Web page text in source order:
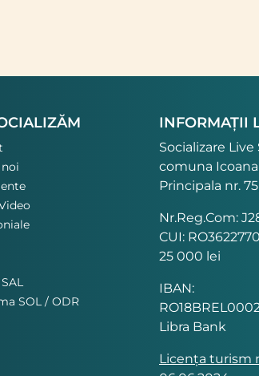
SOL / ODR
INFORMAȚII
Socializare Live
comuna
Principala nr.
Nr.Reg.Com:
CUI:
25 000 lei
IBAN:
Libra Bank
Licența turism